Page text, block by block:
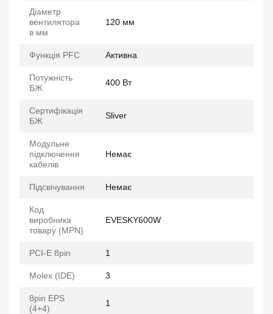
Діаметр
вентилятора
в мм
120 мм
Функція PFC Активна
Потужність
БЖ
400 Вт
Сертифікація
БЖ
Sliver
Модульне
підключення
кабелів
Немає
Підсвічування Немає
Код
виробника
товару (MPN)
EVESKY600W
PCI-E 8pin 1
Molex (IDE) 3
8pin EPS
(4+4)
1